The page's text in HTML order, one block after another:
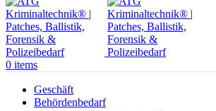
0 items
Geschäft
Behördenbedarf